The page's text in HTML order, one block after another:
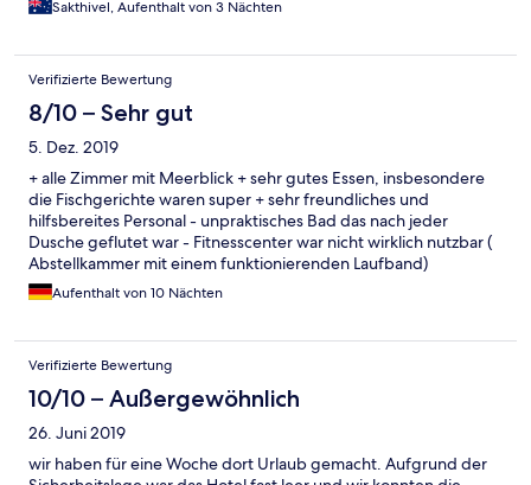
Sakthivel, Aufenthalt von 3 Nächten
Verifizierte Bewertung
8/10 – Sehr gut
5. Dez. 2019
+ alle Zimmer mit Meerblick + sehr gutes Essen, insbesondere
die Fischgerichte waren super + sehr freundliches und
hilfsbereites Personal - unpraktisches Bad das nach jeder
Dusche geflutet war - Fitnesscenter war nicht wirklich nutzbar (
Abstellkammer mit einem funktionierenden Laufband)
Aufenthalt von 10 Nächten
Verifizierte Bewertung
10/10 – Außergewöhnlich
26. Juni 2019
wir haben für eine Woche dort Urlaub gemacht. Aufgrund der